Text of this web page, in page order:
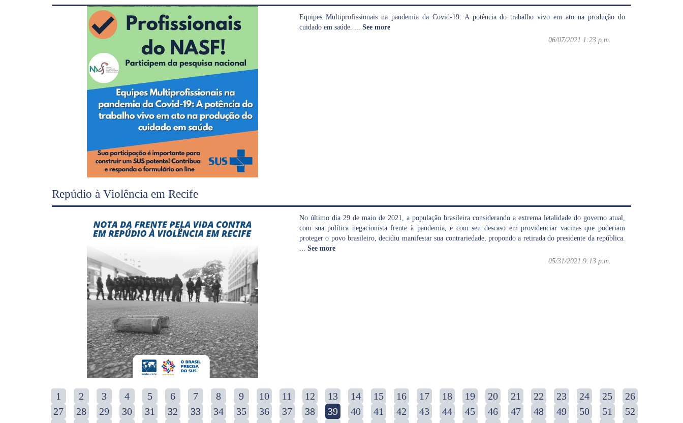
Equipes Multiprofissionais na pandemia da Covid-19: A potência do trabalho vivo em ato na produção do
cuidado em saúde. ... See more
06/07/2021 1:23 p.m.
Repúdio à Violência em Recife
No último dia 29 de maio de 2021, a população brasileira considerando a extrema letalidade do governo atual,
com sua política negacionista frente à pandemia, e com seu descaso em providenciar vacinas que poderiam
proteger o povo brasileiro, decidiu manifestar sua contrariedade, propondo a retirada do presidente da república.
... See more
05/31/2021 9:13 p.m.
1 2 3 4 5 6 7 8 9 10 11 12 13 14 15 16 17 18 19 20 21 22 23 24 25
26
27
28 29 30 31 32 33 34 35 36 37 38 39 40 41 42 43 44 45 46 47 48 49 50 51
52